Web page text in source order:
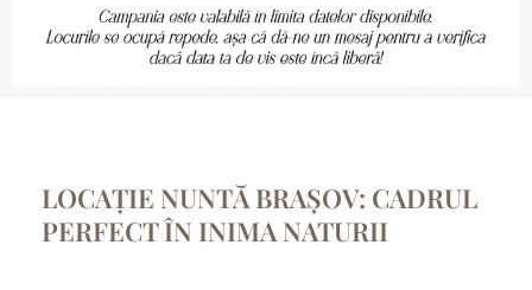
LOCAȚIE NUNTĂ BRAȘOV: CADRUL
PERFECT ÎN INIMA NATURII